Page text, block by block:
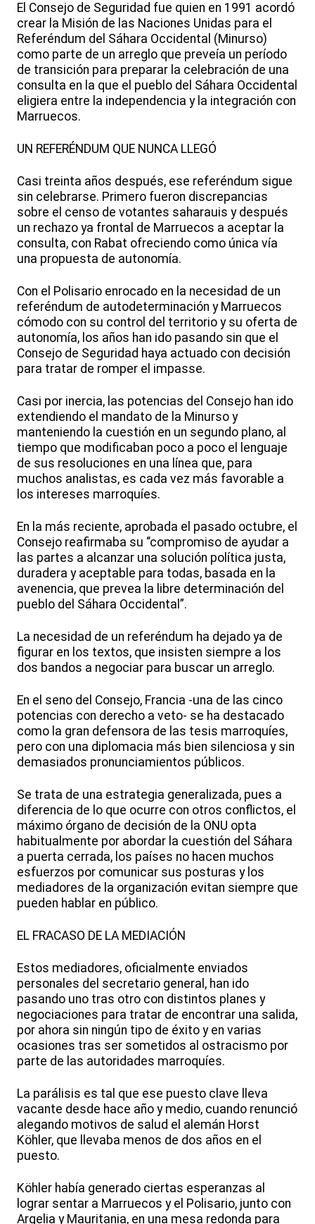
El Consejo de Seguridad fue quien en 1991 acordó
crear la Misión de las Naciones Unidas para el
Referéndum del Sáhara Occidental (Minurso)
como parte de un arreglo que preveía un período
de transición para preparar la celebración de una
consulta en la que el pueblo del Sáhara Occidental
eligiera entre la independencia y la integración con
Marruecos.
UN REFERÉNDUM QUE NUNCA LLEGÓ
Casi treinta años después, ese referéndum sigue
sin celebrarse. Primero fueron discrepancias
sobre el censo de votantes saharauis y después
un rechazo ya frontal de Marruecos a aceptar la
consulta, con Rabat ofreciendo como única vía
una propuesta de autonomía.
Con el Polisario enrocado en la necesidad de un
referéndum de autodeterminación y Marruecos
cómodo con su control del territorio y su oferta de
autonomía, los años han ido pasando sin que el
Consejo de Seguridad haya actuado con decisión
para tratar de romper el impasse.
Casi por inercia, las potencias del Consejo han ido
extendiendo el mandato de la Minurso y
manteniendo la cuestión en un segundo plano, al
tiempo que modificaban poco a poco el lenguaje
de sus resoluciones en una línea que, para
muchos analistas, es cada vez más favorable a
los intereses marroquíes.
En la más reciente, aprobada el pasado octubre, el
Consejo reafirmaba su “compromiso de ayudar a
las partes a alcanzar una solución política justa,
duradera y aceptable para todas, basada en la
avenencia, que prevea la libre determinación del
pueblo del Sáhara Occidental”.
La necesidad de un referéndum ha dejado ya de
figurar en los textos, que insisten siempre a los
dos bandos a negociar para buscar un arreglo.
En el seno del Consejo, Francia -una de las cinco
potencias con derecho a veto- se ha destacado
como la gran defensora de las tesis marroquíes,
pero con una diplomacia más bien silenciosa y sin
demasiados pronunciamientos públicos.
Se trata de una estrategia generalizada, pues a
diferencia de lo que ocurre con otros conflictos, el
máximo órgano de decisión de la ONU opta
habitualmente por abordar la cuestión del Sáhara
a puerta cerrada, los países no hacen muchos
esfuerzos por comunicar sus posturas y los
mediadores de la organización evitan siempre que
pueden hablar en público.
EL FRACASO DE LA MEDIACIÓN
Estos mediadores, oficialmente enviados
personales del secretario general, han ido
pasando uno tras otro con distintos planes y
negociaciones para tratar de encontrar una salida,
por ahora sin ningún tipo de éxito y en varias
ocasiones tras ser sometidos al ostracismo por
parte de las autoridades marroquíes.
La parálisis es tal que ese puesto clave lleva
vacante desde hace año y medio, cuando renunció
alegando motivos de salud el alemán Horst
Köhler, que llevaba menos de dos años en el
puesto.
Köhler había generado ciertas esperanzas al
lograr sentar a Marruecos y el Polisario, junto con
Argelia y Mauritania, en una mesa redonda para